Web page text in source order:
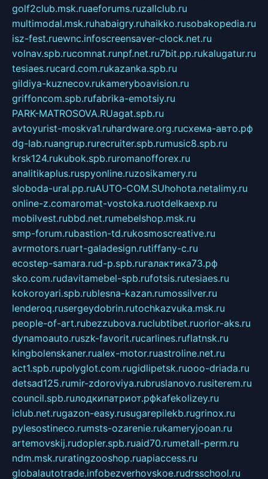
golf2club.msk.ruaeforums.ruzallclub.ru
multimodal.msk.ruhabaigry.ruhaikko.rusobakopedia.ru
isz-fest.ruewnc.infoscreensaver-clock.net.ru
volnav.spb.rucomnat.runpf.net.ru7bit.pp.rukalugatur.ru
tesiaes.rucard.com.rukazanka.spb.ru
gildiya-kuznecov.rukameryboavision.ru
griffoncom.spb.rufabrika-emotsiy.ru
PARK-MATROSOVA.RUagat.spb.ru
avtoyurist-moskva1.ruhardware.org.ruсхема-авто.рф
dg-lab.ruangrup.rurecruiter.spb.rumusic8.spb.ru
krsk124.rukubok.spb.ruromanofforex.ru
analitikaplus.ruspyonline.ruzosikamery.ru
sloboda-ural.pp.ruAUTO-COM.SUhohota.netalimy.ru
online-z.comaromat-vostoka.ruotdelkaexp.ru
mobilvest.rubbd.net.rumebelshop.msk.ru
smp-forum.rubastion-td.rukosmoscreative.ru
avrmotors.ruart-galadesign.rutiffany-c.ru
ecostep-samara.rud-p.spb.ruгалактика73.рф
sko.com.rudavitamebel-spb.rufotsis.rutesiaes.ru
kokoroyari.spb.rublesna-kazan.rumossilver.ru
lenderoq.rusergeydobrin.rutochkazvuka.msk.ru
people-of-art.rubezzubova.ruclubtibet.ruorior-aks.ru
dynamoauto.ruszk-favorit.rucarlines.ruflatnsk.ru
kingbolenskaner.rualex-motor.ruastroline.net.ru
act1.spb.rupolyglot.com.rugidlipetsk.ruooo-driada.ru
detsad125.rumir-zdoroviya.rubruslanovo.rusiterem.ru
council.spb.ruлодкипатриот.рфkafekolizey.ru
iclub.net.rugazon-easy.rusugarepilekb.rugrinox.ru
pylesostineco.rumsts-ozarenie.rukameryjooan.ru
artemovskij.rudopler.spb.ruaid70.rumetall-perm.ru
ndm.msk.ruratingzooshop.ruapiaccess.ru
globalautotrade.infobezverhovskoe.rudrsschool.ru